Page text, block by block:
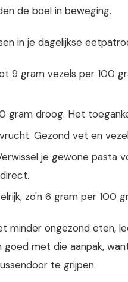
de boel in beweging.
in je dagelijkse
9 gram vezels per 100
gram droog. Het
Gezond vet en
je gewone pasta
zo'n 6 gram per 100
minder ongezond eten,
goed met die aanpak,
te grijpen.